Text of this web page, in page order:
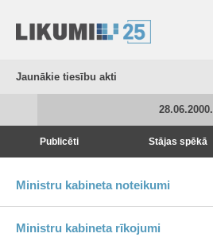
Jaunākie tiesību akti
28.06.2000.
Publicēti Stājas spēkā
Ministru kabineta noteikumi
Ministru kabineta rīkojumi